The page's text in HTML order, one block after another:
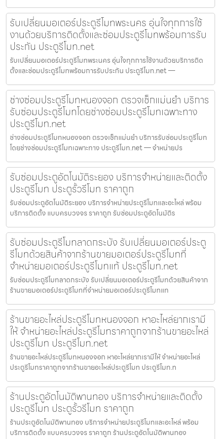
รับเปลี่ยนมอเตอร์ประตูรีโมทพระนคร อุ่นใจทุกการใช้
งานด้วยบริการติดตั้งและซ่อมประตูรีโมทพร้อมการรับ
ประกัน ประตูรีโมท.net
รับเปลี่ยนมอเตอร์ประตูรีโมทพระนคร อุ่นใจทุกการใช้งานด้วยบริการติด
ตั้งและซ่อมประตูรีโมทพร้อมการรับประกัน ประตูรีโมท.net —
ช่างซ่อมประตูรีโมทหนองจอก ตรวจเช็กแม่นยำ บริการ
รับซ่อมประตูรีโมทโดยช่างซ่อมประตูรีโมทเฉพาะทาง
ประตูรีโมท.net
ช่างซ่อมประตูรีโมทหนองจอก ตรวจเช็กแม่นยำ บริการรับซ่อมประตูรีโมท
โดยช่างซ่อมประตูรีโมทเฉพาะทาง ประตูรีโมท.net — จำหน่ายปร
รับซ่อมประตูอัตโนมัติระยอง บริการจำหน่ายและติดตั้ง
ประตูรีโมท ประตูรั้วรีโมท ราคาถูก
รับซ่อมประตูอัตโนมัติระยอง บริการจำหน่ายประตูรีโมทและอะไหล่ พร้อม
บริการติดตั้ง แบบครบวงจร ราคาถูก รับซ่อมประตูอัตโนมัติร
รับซ่อมประตูรีโมทลาดกระบัง รับเปลี่ยนมอเตอร์ประตู
รีโมทด้วยสินค้าจากร้านขายมอเตอร์ประตูรีโมทที่
จำหน่ายมอเตอร์ประตูรีโมทแท้ ประตูรีโมท.net
รับซ่อมประตูรีโมทลาดกระบัง รับเปลี่ยนมอเตอร์ประตูรีโมทด้วยสินค้าจาก
ร้านขายมอเตอร์ประตูรีโมทที่จำหน่ายมอเตอร์ประตูรีโมทแท
ร้านขายอะไหล่ประตูรีโมทหนองจอก หาอะไหล่ยากเรามี
ให้ จำหน่ายอะไหล่ประตูรีโมทราคาถูกจากร้านขายอะไหล่
ประตูรีโมท ประตูรีโมท.net
ร้านขายอะไหล่ประตูรีโมทหนองจอก หาอะไหล่ยากเรามีให้ จำหน่ายอะไหล่
ประตูรีโมทราคาถูกจากร้านขายอะไหล่ประตูรีโมท ประตูรีโมท.n
ร้านประตูอัตโนมัติพานทอง บริการจำหน่ายและติดตั้ง
ประตูรีโมท ประตูรั้วรีโมท ราคาถูก
ร้านประตูอัตโนมัติพานทอง บริการจำหน่ายประตูรีโมทและอะไหล่ พร้อม
บริการติดตั้ง แบบครบวงจร ราคาถูก ร้านประตูอัตโนมัติพานทอง